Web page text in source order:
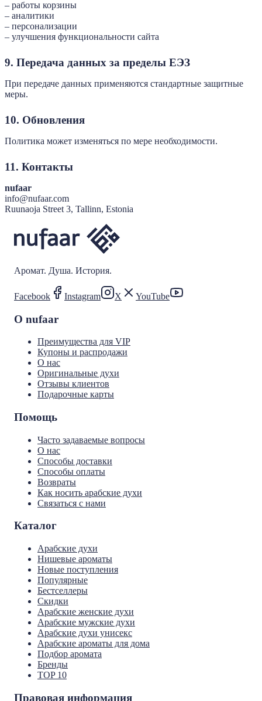
– работы корзины
– аналитики
– персонализации
– улучшения функциональности сайта
9. Передача данных за пределы ЕЭЗ
При передаче данных применяются стандартные защитные
меры.
10. Обновления
Политика может изменяться по мере необходимости.
11. Контакты
nufaar
info@nufaar.com
Ruunaoja Street 3, Tallinn, Estonia
Аромат. Душа. История.
Facebook Instagram X YouTube
О nufaar
Преимущества для VIP
Купоны и распродажи
О нас
Оригинальные духи
Отзывы клиентов
Подарочные карты
Помощь
Часто задаваемые вопросы
О нас
Способы доставки
Способы оплаты
Возвраты
Как носить арабские духи
Связаться с нами
Каталог
Арабские духи
Нишевые ароматы
Новые поступления
Популярные
Бестселлеры
Скидки
Арабские женские духи
Арабские мужские духи
Арабские духи унисекс
Арабские ароматы для дома
Подбор аромата
Бренды
TOP 10
Правовая информация